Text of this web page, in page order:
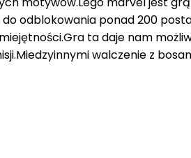
odblokowania ponad 200
ta daje nam
walczenie z